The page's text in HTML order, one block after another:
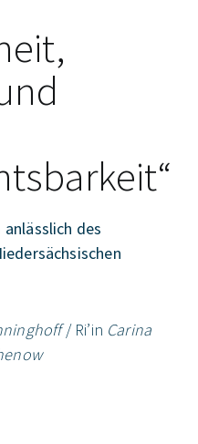
des
/ Ri’in Carina